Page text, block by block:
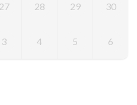
27 28 29 30
3 4 5 6